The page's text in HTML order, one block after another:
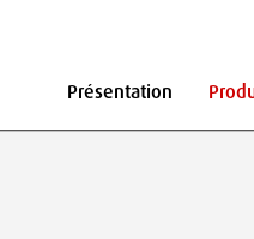
Présentation